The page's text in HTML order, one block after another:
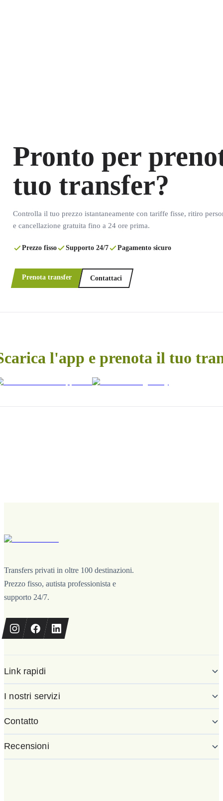
Pronto per
tuo transfer?
Controlla il tuo prezzo istantaneamente con tariffe fisse, ritiro
e cancellazione gratuita fino a 24 ore prima.
Prezzo fisso Supporto 24/7 Pagamento sicuro
Prenota transfer Contattaci
l'app e prenota il tuo
Transfers privati in oltre 100 destinazioni.
Prezzo fisso, autista professionista e
supporto 24/7.
Link rapidi
I nostri servizi
Contatto
Recensioni